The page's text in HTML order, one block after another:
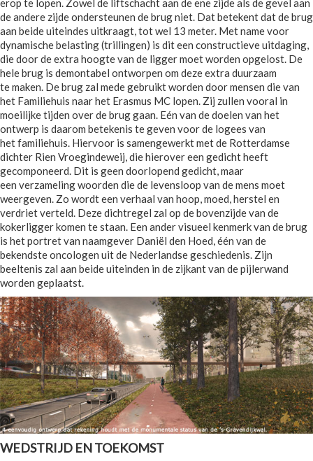
erop te lopen. Zowel de liftschacht aan de ene zijde als de gevel aan
de andere zijde ondersteunen de brug niet. Dat betekent dat de brug
aan beide uiteindes uitkraagt, tot wel 13 meter. Met name voor
dynamische belasting (trillingen) is dit een constructieve uitdaging,
die door de extra hoogte van de ligger moet worden opgelost. De
hele brug is demontabel ontworpen om deze extra duurzaam
te maken. De brug zal mede gebruikt worden door mensen die van
het Familiehuis naar het Erasmus MC lopen. Zij zullen vooral in
moeilijke tijden over de brug gaan. Eén van de doelen van het
ontwerp is daarom betekenis te geven voor de logees van
het familiehuis. Hiervoor is samengewerkt met de Rotterdamse
dichter Rien Vroegindeweij, die hierover een gedicht heeft
gecomponeerd. Dit is geen doorlopend gedicht, maar
een verzameling woorden die de levensloop van de mens moet
weergeven. Zo wordt een verhaal van hoop, moed, herstel en
verdriet verteld. Deze dichtregel zal op de bovenzijde van de
kokerligger komen te staan. Een ander visueel kenmerk van de brug
is het portret van naamgever Daniël den Hoed, één van de
bekendste oncologen uit de Nederlandse geschiedenis. Zijn
beeltenis zal aan beide uiteinden in de zijkant van de pijlerwand
worden geplaatst.
WEDSTRIJD EN TOEKOMST